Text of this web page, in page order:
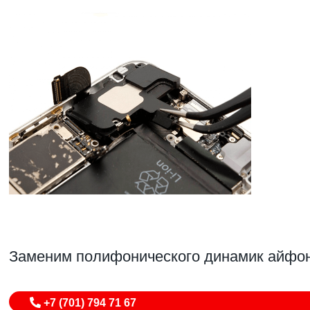
Заменим полифонического динамик
+7 (701) 794 71 67